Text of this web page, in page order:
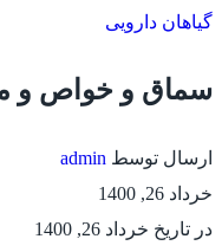
گیاهان دارویی
سماق و خواص و
ارسال توسط admin
خرداد 26, 1400
در تاریخ خرداد 26, 1400